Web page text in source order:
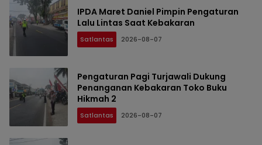
IPDA Maret Daniel Pimpin Pengaturan
Lalu Lintas Saat Kebakaran
Satlantas 2026-08-07
Pengaturan Pagi Turjawali Dukung
Penanganan Kebakaran Toko Buku
Hikmah 2
Satlantas 2026-08-07